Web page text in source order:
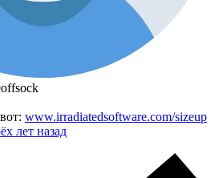
www.irradiatedsoftware.com/sizeup
лет назад